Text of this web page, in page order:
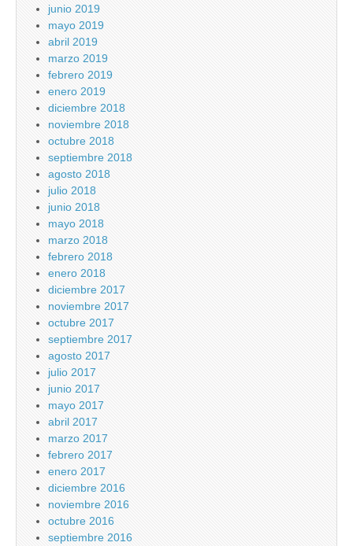
junio 2019
mayo 2019
abril 2019
marzo 2019
febrero 2019
enero 2019
diciembre 2018
noviembre 2018
octubre 2018
septiembre 2018
agosto 2018
julio 2018
junio 2018
mayo 2018
marzo 2018
febrero 2018
enero 2018
diciembre 2017
noviembre 2017
octubre 2017
septiembre 2017
agosto 2017
julio 2017
junio 2017
mayo 2017
abril 2017
marzo 2017
febrero 2017
enero 2017
diciembre 2016
noviembre 2016
octubre 2016
septiembre 2016